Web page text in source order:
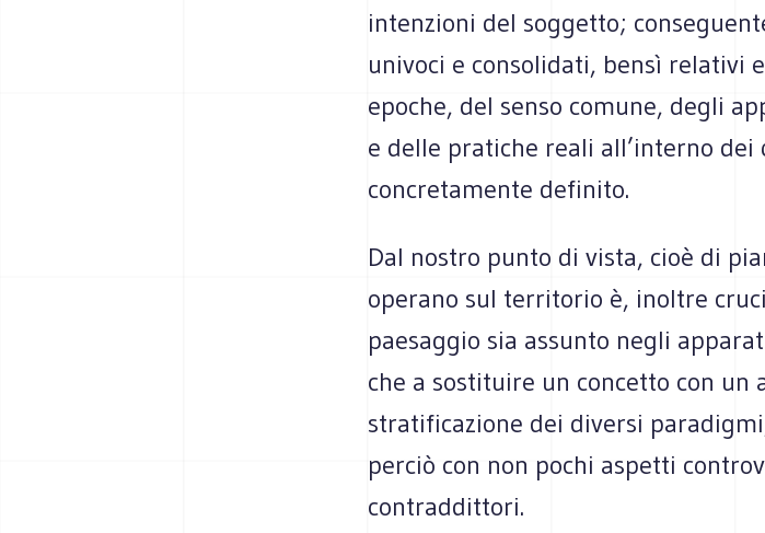
intenzioni del soggetto;
univoci e consolidati, bensì relativi
epoche, del senso comune, degli
e delle pratiche reali all’interno
concretamente definito.
Dal nostro punto di vista, cioè di
operano sul territorio è, inoltre
paesaggio sia assunto negli
che a sostituire un concetto con un
stratificazione dei diversi
perciò con non pochi aspetti
contraddittori.